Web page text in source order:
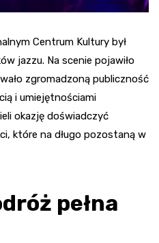
Centrum Kultury był
jazzu. Na scenie pojawiło
zgromadzoną publiczność
i umiejętnościami
okazję doświadczyć
które na długo pozostaną w
pełna